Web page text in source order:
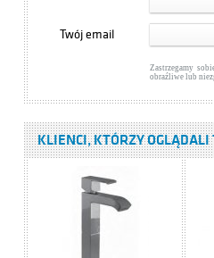
Twój email
Zastrzegamy
obraźliwe lub
KLIENCI, KTÓRZY